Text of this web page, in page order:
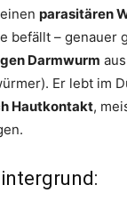
parasitären
befällt – genauer
Darmwurm
Er lebt im
Hautkontakt,